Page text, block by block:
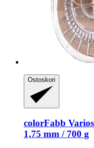
Ostoskori
colorFabb
1,75 mm / 700 g